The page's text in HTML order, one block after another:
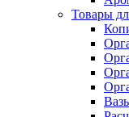
Товары